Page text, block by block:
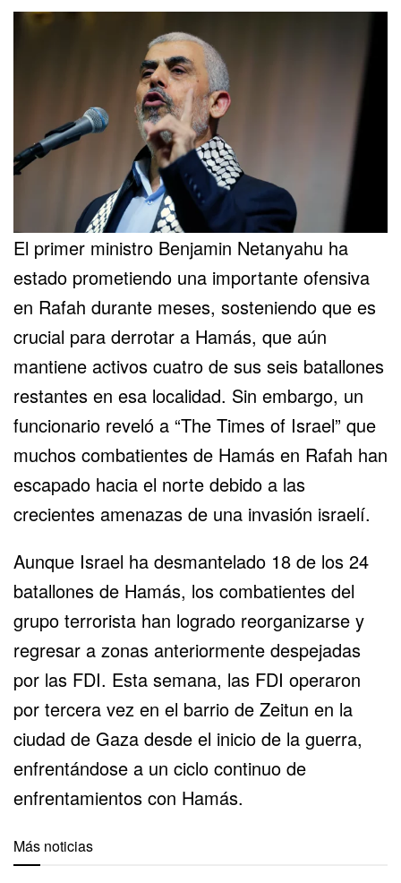
El primer ministro Benjamin Netanyahu ha
estado prometiendo una importante ofensiva
en Rafah durante meses, sosteniendo que es
crucial para derrotar a Hamás, que aún
mantiene activos cuatro de sus seis batallones
restantes en esa localidad. Sin embargo, un
funcionario reveló a “The Times of Israel” que
muchos combatientes de Hamás en Rafah han
escapado hacia el norte debido a las
crecientes amenazas de una invasión israelí.
Aunque Israel ha desmantelado 18 de los 24
batallones de Hamás, los combatientes del
grupo terrorista han logrado reorganizarse y
regresar a zonas anteriormente despejadas
por las FDI. Esta semana, las FDI operaron
por tercera vez en el barrio de Zeitun en la
ciudad de Gaza desde el inicio de la guerra,
enfrentándose a un ciclo continuo de
enfrentamientos con Hamás.
Más noticias